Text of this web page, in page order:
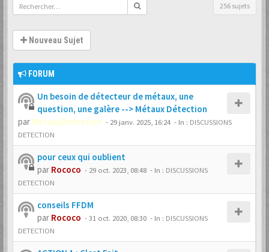
256 sujets
Nouveau Sujet
FORUM
Un besoin de détecteur de métaux, une
question, une galère --> Métaux Détection
par MetauxDetection - 29 janv. 2025, 16:24 - In : DISCUSSIONS
DETECTION
pour ceux qui oublient
par Rococo - 29 oct. 2023, 08:48 - In : DISCUSSIONS
DETECTION
conseils FFDM
par Rococo -31 oct. 2020, 08:30 - In : DISCUSSIONS
DETECTION